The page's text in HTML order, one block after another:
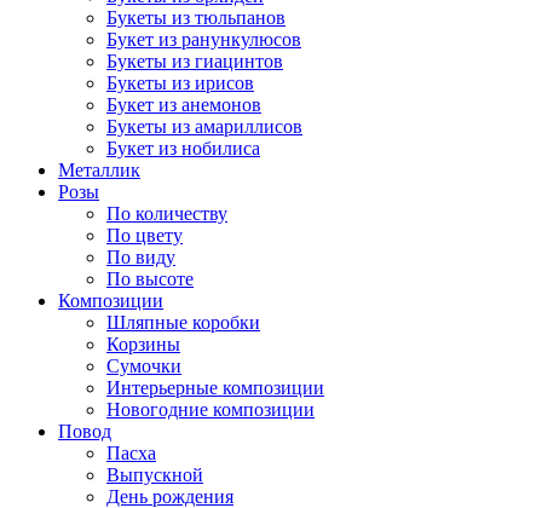
Букеты из тюльпанов
Букет из ранункулюсов
Букеты из гиацинтов
Букеты из ирисов
Букет из анемонов
Букеты из амариллисов
Букет из нобилиса
Металлик
Розы
По количеству
По цвету
По виду
По высоте
Композиции
Шляпные коробки
Корзины
Сумочки
Интерьерные композиции
Новогодние композиции
Повод
Пасха
Выпускной
День рождения